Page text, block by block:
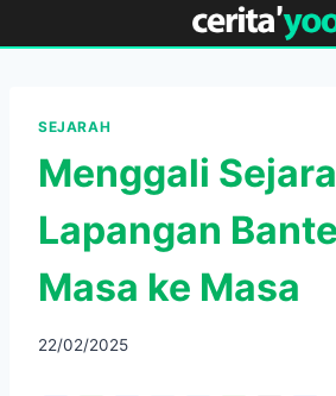
to
SEJARAH
Menggali
Lapangan
Masa ke Masa
22/02/2025